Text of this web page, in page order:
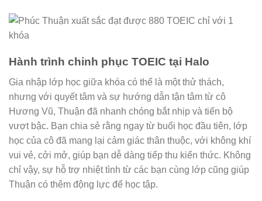
Hành trình chinh phục TOEIC tại Halo
Gia nhập lớp học giữa khóa có thể là một thử thách,
nhưng với quyết tâm và sự hướng dẫn tận tâm từ cô
Hương Vũ, Thuận đã nhanh chóng bắt nhịp và tiến bộ
vượt bậc. Bạn chia sẻ rằng ngay từ buổi học đầu tiên, lớp
học của cô đã mang lại cảm giác thân thuộc, với không khí
vui vẻ, cởi mở, giúp bạn dễ dàng tiếp thu kiến thức. Không
chỉ vậy, sự hỗ trợ nhiệt tình từ các bạn cùng lớp cũng giúp
Thuận có thêm động lực để học tập.